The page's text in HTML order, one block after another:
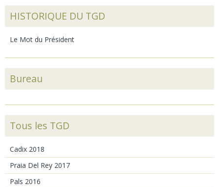
HISTORIQUE DU TGD
Le Mot du Président
Bureau
Tous les TGD
Cadix 2018
Praia Del Rey 2017
Pals 2016